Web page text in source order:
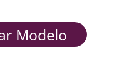
Modelo